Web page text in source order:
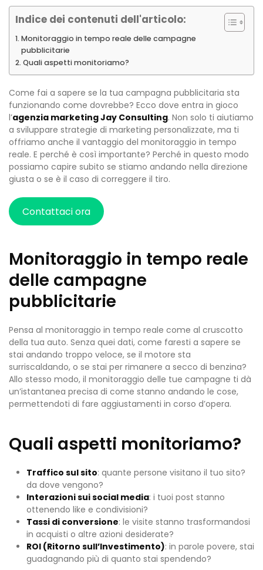
Indice dei contenuti dell'articolo:
Monitoraggio in tempo reale delle campagne
pubblicitarie
Quali aspetti monitoriamo?
Come fai a sapere se la tua campagna pubblicitaria sta
funzionando come dovrebbe? Ecco dove entra in gioco
l’agenzia marketing Jay Consulting. Non solo ti aiutiamo
a sviluppare strategie di marketing personalizzate, ma ti
offriamo anche il vantaggio del monitoraggio in tempo
reale. E perché è così importante? Perché in questo modo
possiamo capire subito se stiamo andando nella direzione
giusta o se è il caso di correggere il tiro.
Contattaci ora
Monitoraggio in tempo reale
delle campagne
pubblicitarie
Pensa al monitoraggio in tempo reale come al cruscotto
della tua auto. Senza quei dati, come faresti a sapere se
stai andando troppo veloce, se il motore sta
surriscaldando, o se stai per rimanere a secco di benzina?
Allo stesso modo, il monitoraggio delle tue campagne ti dà
un’istantanea precisa di come stanno andando le cose,
permettendoti di fare aggiustamenti in corso d’opera.
Quali aspetti monitoriamo?
Traffico sul sito: quante persone visitano il tuo sito?
da dove vengono?
Interazioni sui social media: i tuoi post stanno
ottenendo like e condivisioni?
Tassi di conversione: le visite stanno trasformandosi
in acquisti o altre azioni desiderate?
ROI (Ritorno sull’Investimento): in parole povere, stai
guadagnando più di quanto stai spendendo?